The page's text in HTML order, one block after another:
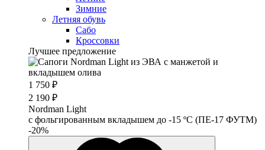
Зимние
Летняя обувь
Сабо
Кроссовки
Лучшее предложение
1 750 ₽
2 190 ₽
Nordman Light
c фольгированным вкладышем до -15 ºС (ПЕ-17 ФУТМ)
-20%